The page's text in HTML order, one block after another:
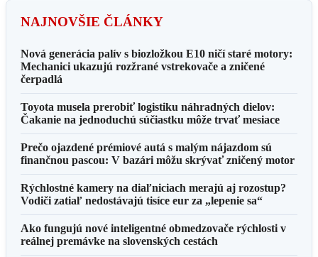
NAJNOVŠIE ČLÁNKY
Nová generácia palív s biozložkou E10 ničí staré motory:
Mechanici ukazujú rozžrané vstrekovače a zničené
čerpadlá
Toyota musela prerobiť logistiku náhradných dielov:
Čakanie na jednoduchú súčiastku môže trvať mesiace
Prečo ojazdené prémiové autá s malým nájazdom sú
finančnou pascou: V bazári môžu skrývať zničený motor
Rýchlostné kamery na diaľniciach merajú aj rozostup?
Vodiči zatiaľ nedostávajú tisíce eur za „lepenie sa“
Ako fungujú nové inteligentné obmedzovače rýchlosti v
reálnej premávke na slovenských cestách